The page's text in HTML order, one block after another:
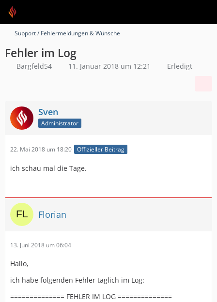
Support / Fehlermeldungen & Wünsche
Fehler im Log
Bargfeld54 11. Januar 2018 um 12:21 Erledigt
Sven
Administrator
22. Mai 2018 um 18:20 Offizieller Beitrag
ich schau mal die Tage.
Florian
13. Juni 2018 um 06:04
Hallo,
ich habe folgenden Fehler täglich im Log:
============== FEHLER IM LOG ==============